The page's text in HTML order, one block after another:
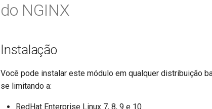
do NGINX
Instalação
Você pode instalar este módulo em qualquer distribuição
se limitando a:
RedHat Enterprise Linux 7, 8, 9 e 10